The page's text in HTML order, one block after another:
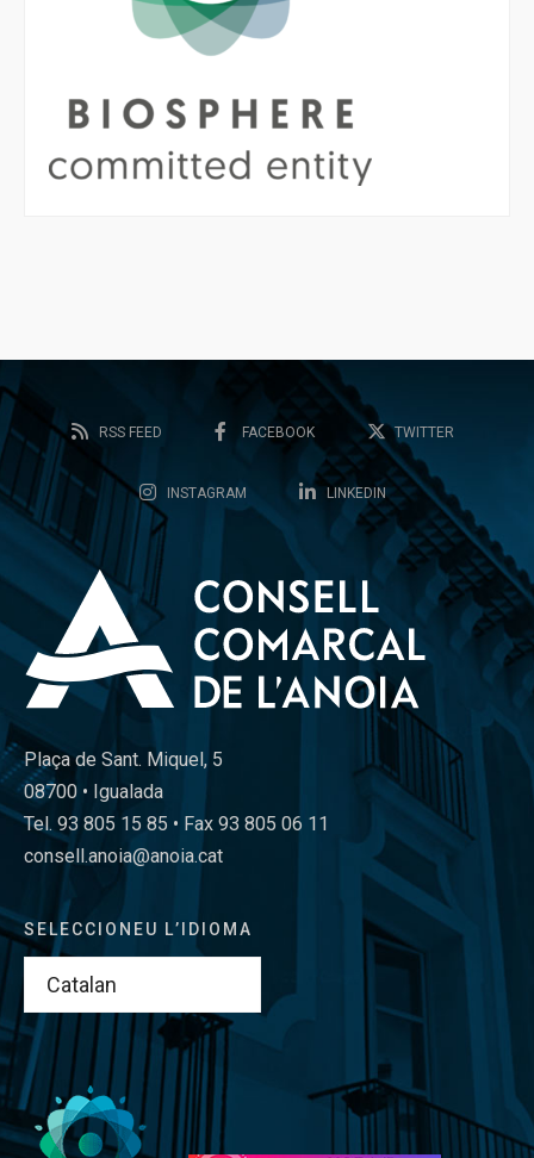
RSS FEED FACEBOOK TWITTER
INSTAGRAM LINKEDIN
Plaça de Sant. Miquel, 5
08700 • Igualada
Tel. 93 805 15 85 • Fax 93 805 06 11
consell.anoia@anoia.cat
SELECCIONEU L’IDIOMA